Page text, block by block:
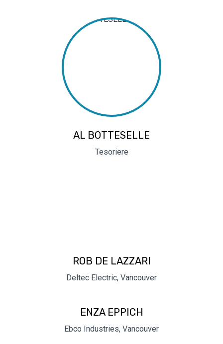
AL BOTTESELLE
Tesoriere
ROB DE LAZZARI
Deltec Electric, Vancouver
ENZA EPPICH
Ebco Industries, Vancouver